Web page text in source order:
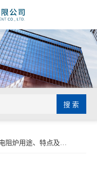
炉用途、特点及使用步骤